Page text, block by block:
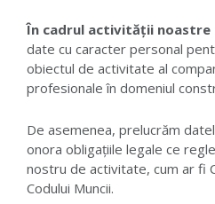
În cadrul activității noastre
date cu caracter personal
obiectul de activitate al
profesionale în domeniul
De asemenea, prelucrăm
onora obligațiile legale ce
nostru de activitate, cum ar fi
Codului Muncii.